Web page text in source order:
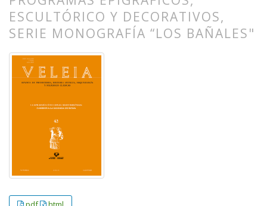
ESCULTÓRICO Y DECORATIVOS,
SERIE MONOGRAFÍA “LOS BAÑALES"